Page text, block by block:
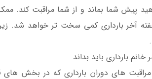
پیش شما بماند و از شما مراقبت کند.
آخر بارداری کمی سخت تر خواهد شد.
بارداری باید بداند
های دوران بارداری که در بخش های